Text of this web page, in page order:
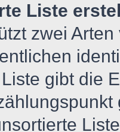
Liste
zwei
gibt die